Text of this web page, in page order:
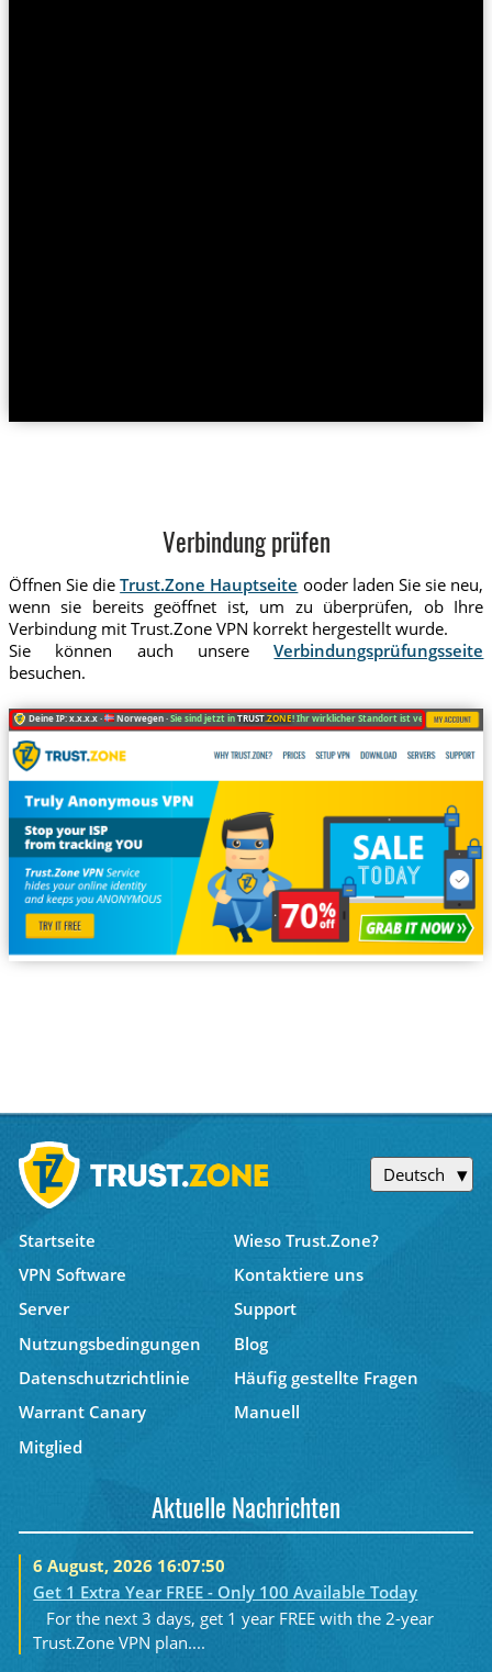
Verbindung prüfen
Öffnen Sie dieTrust.Zone Hauptseite ooder laden Sie sie neu,
wenn sie bereits geöffnet ist, um zu überprüfen, ob Ihre
Verbindung mit Trust.Zone VPN korrekt hergestellt wurde.
Sie können auch unsereVerbindungsprüfungsseite
besuchen.
Deine IP: x.x.x.x · Norwegen ·Sie sind jetzt inTRUST.ZONE! Ihr wirklicher Standort ist versteckt!
Deutsch
Startseite
Wieso Trust.Zone?
VPN Software
Kontaktiere uns
Server
Support
Nutzungsbedingungen
Blog
Datenschutzrichtlinie
Häufig gestellte Fragen
Warrant Canary
Manuell
Mitglied
Aktuelle Nachrichten
6 August, 2026 16:07:50
Get 1 Extra Year FREE - Only 100 Available Today
For the next 3 days, get 1 year FREE with the 2-year
Trust.Zone VPN plan....